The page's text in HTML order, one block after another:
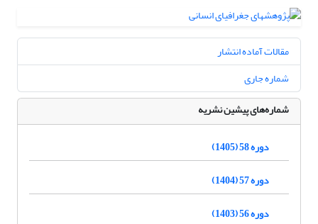
مقالات آماده انتشار
شماره جاری
شماره‌های پیشین نشریه
دوره 58 (1405)
دوره 57 (1404)
دوره 56 (1403)